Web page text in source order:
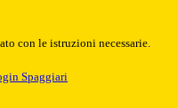
con le istruzioni necessarie.
Spaggiari